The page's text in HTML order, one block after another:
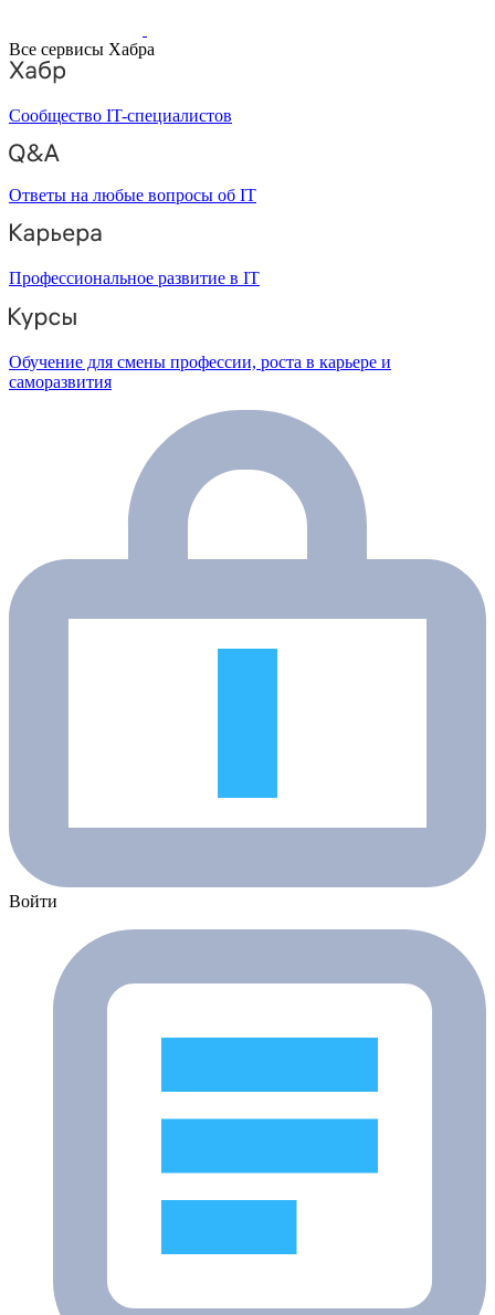
Все сервисы Хабра
Сообщество IT-специалистов
Ответы на любые вопросы об IT
Профессиональное развитие в IT
Обучение для смены профессии, роста в карьере и
саморазвития
Войти